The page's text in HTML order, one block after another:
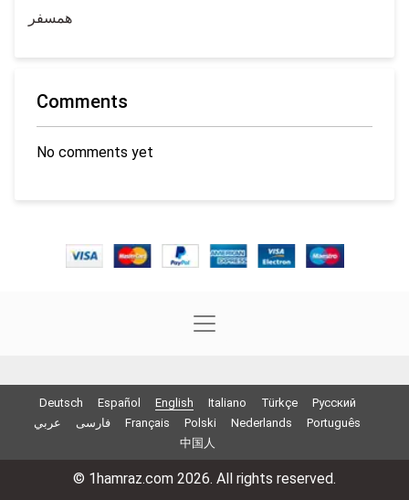
همسفر
Comments
No comments yet
Deutsch Español English Italiano Türkçe
Русский
عربي
فارسی Français Polski Nederlands
Português
中国人
© 1hamraz.com 2026. All rights reserved.